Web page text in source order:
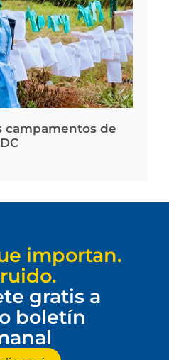
campamentos de
importan.
gratis a
boletín